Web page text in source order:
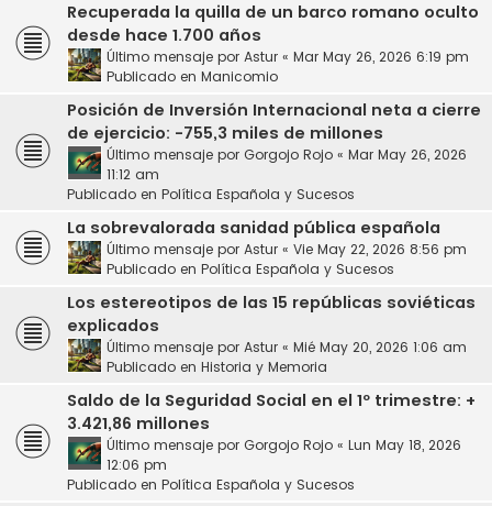
Recuperada la quilla de un barco romano oculto
desde hace 1.700 años
Último mensaje por Astur « Mar May 26, 2026 6:19 pm
Publicado en Manicomio
Posición de Inversión Internacional neta a cierre
de ejercicio: -755,3 miles de millones
Último mensaje por Gorgojo Rojo « Mar May 26, 2026
11:12 am
Publicado en Política Española y Sucesos
La sobrevalorada sanidad pública española
Último mensaje por Astur « Vie May 22, 2026 8:56 pm
Publicado en Política Española y Sucesos
Los estereotipos de las 15 repúblicas soviéticas
explicados
Último mensaje por Astur « Mié May 20, 2026 1:06 am
Publicado en Historia y Memoria
Saldo de la Seguridad Social en el 1º trimestre: +
3.421,86 millones
Último mensaje por Gorgojo Rojo « Lun May 18, 2026
12:06 pm
Publicado en Política Española y Sucesos